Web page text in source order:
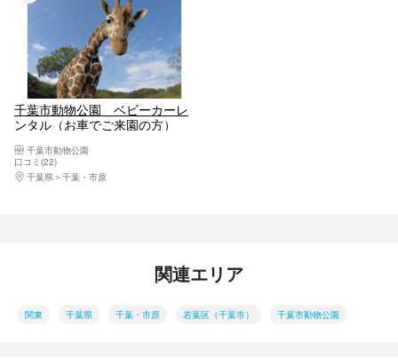
千葉市動物公園 ベビーカーレ
ンタル（お車でご来園の方）
千葉市動物公園
口コミ(22)
千葉県
千葉・市原
関連エリア
関東 千葉県 千葉・市原 若葉区（千葉市） 千葉市動物公園